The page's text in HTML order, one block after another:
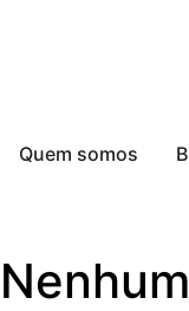
Quem somos